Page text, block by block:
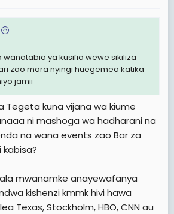
ya kusifia wewe sikiliza
zao mara nyingi huegemea katika
jamii
Tegeta kuna vijana wa kiume
ni mashoga wa hadharani na
na wana events zao Bar za
mwanamke anayewafanya
kishenzi kmmk hivi hawa
Texas, Stockholm, HBO, CNN au